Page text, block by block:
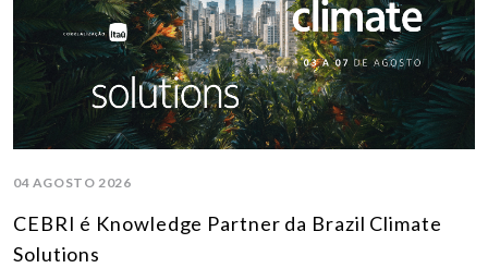
04 AGOSTO 2026
CEBRI é Knowledge Partner da Brazil Climate
Solutions